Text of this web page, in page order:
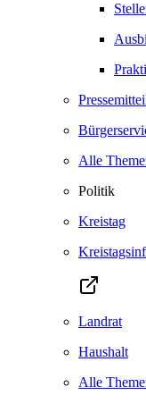
Alle
Politik
Kreistag
Landrat
Haushalt
Alle